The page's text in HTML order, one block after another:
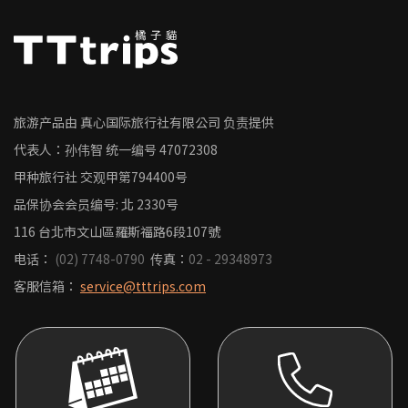
旅游产品由 真心国际旅行社有限公司 负责提供
代表人：孙伟智 统一编号 47072308
甲种旅行社 交观甲第794400号
品保协会会员编号: 北 2330号
116 台北市文山區羅斯福路6段107號
电话： (02) 7748-0790 传真： 02 - 29348973
客服信箱： service@tttrips.com